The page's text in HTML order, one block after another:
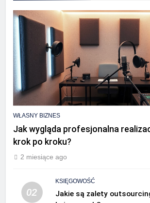
WŁASNY BIZNES
Jak wygląda profesjonalna
krok po kroku?
2 miesiące ago
02
KSIĘGOWOŚĆ
Jakie są zalety